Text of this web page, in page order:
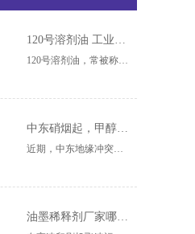
120号溶剂油 工业多面手的核心作用与广泛用途
120号溶剂油，常被称为橡胶溶剂油或白电油，是一种馏程范围在80℃至120℃之间的中沸点溶剂油。名亿知道，其主要由正庚烷、异庚烷等烷烃组成，具有挥发速度适中、溶解力强、硫含量低、毒性相对较小的特点，这使其在多个工业领域扮演着不可或缺的角色。120号溶剂油实物图其应用领域、核心作用与具体用途可归纳如下：橡......
中东硝烟起，甲醇何去何从
近期，中东地缘冲突持续升级，全球能源市场的“心脏”地带再起波澜。名亿深深意识到，这场动荡，正深刻影响着远在万里之外的中国甲醇产业。甲醇实物图影响有多大？数据会说话：一、进口依赖：我国进口甲醇中，约大多数来自中东地区，其中伊朗一国就占中东甲醇总产能的60%。二、供应受阻：随着伊朗南帕尔斯气田遭袭、......
油墨稀释剂厂家哪里有？广东名亿新材料就是专业生产厂家